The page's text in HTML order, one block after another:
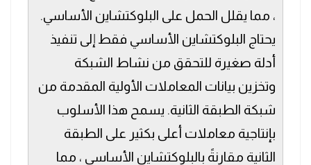
، مما يقلل الحمل على البلوكتشاين الأساسي.
يحتاج البلوكتشاين الأساسي فقط إلى تنفيذ
أدلة صغيرة للتحقق من نشاط الشبكة
وتخزين بيانات المعاملات الأولية المقدمة من
شبكة الطبقة الثانية. يسمح هذا الأسلوب
بإنتاجية معاملات أعلى بكثير على الطبقة
الثانية مقارنةً بالبلوكتشاين الأساسي ، مما